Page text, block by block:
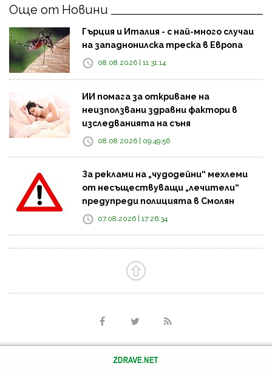
Още от Новини
Гърция и Италия - с най-много случаи
на западнонилска треска в Европа
08.08.2026 | 11:31:14
ИИ помага за откриване на
неизползвани здравни фактори в
изследванията на съня
08.08.2026 | 09:49:56
За реклами на „чудодейни“ мехлеми
от несъществуващи „лечители“
предупреди полицията в Смолян
07.08.2026 | 17:26:34